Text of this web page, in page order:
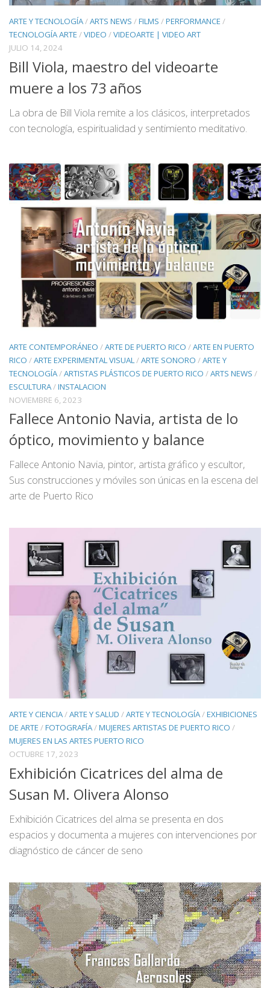
ARTE Y TECNOLOGÍA/ARTS NEWS /FILMS /PERFORMANCE /
TECNOLOGÍA ARTE /VIDEO /VIDEOARTE | VIDEO ART
JULIO 14, 2024
Bill Viola, maestro del videoarte
muere a los 73 años
La obra de Bill Viola remite a los clásicos, interpretados
con tecnología, espiritualidad y sentimiento meditativo.
ARTE CONTEMPORÁNEO /ARTE DE PUERTO RICO /ARTE EN PUERTO
RICO /ARTE EXPERIMENTAL VISUAL /ARTE SONORO /ARTE Y
TECNOLOGÍA /ARTISTAS PLÁSTICOS DE PUERTO RICO /ARTS NEWS /
ESCULTURA /INSTALACION
NOVIEMBRE 6, 2023
Fallece Antonio Navia, artista de lo
óptico, movimiento y balance
Fallece Antonio Navia, pintor, artista gráfico y escultor,
Sus construcciones y móviles son únicas en la escena del
arte de Puerto Rico
ARTE Y CIENCIA/ARTE Y SALUD /ARTE Y TECNOLOGÍA/EXHIBICIONES
DE ARTE /FOTOGRAFÍA/MUJERES ARTISTAS DE PUERTO RICO /
MUJERES EN LAS ARTES PUERTO RICO
OCTUBRE 17, 2023
Exhibición Cicatrices del alma de
Susan M. Olivera Alonso
Exhibición Cicatrices del alma se presenta en dos
espacios y documenta a mujeres con intervenciones por
diagnóstico de cáncer de seno